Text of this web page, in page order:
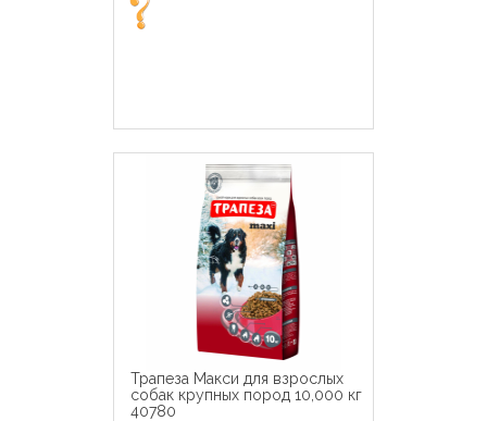
Трапеза Макси для взрослых
собак крупных пород 10,000 кг
40780